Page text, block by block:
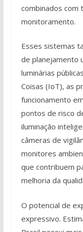
combinados com
monitoramento.
Esses sistemas
de planejamento
luminárias
Coisas (IoT), as
funcionamento
pontos de risco
iluminação
câmeras de
monitores
que contribuem
melhoria da
O potencial de
expressivo.